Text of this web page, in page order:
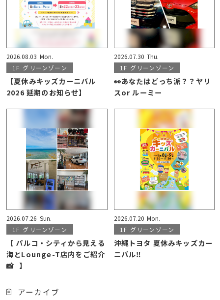
2026.08.03 Mon.
1F グリーンゾーン
【夏休みキッズカーニバル
2026 延期のお知らせ】
2026.07.30 Thu.
1F グリーンゾーン
👀あなたはどっち派？？ヤリ
スor ルーミー
2026.07.26 Sun.
1F グリーンゾーン
【 パルコ・シティから見える
海とLounge-T店内をご紹介
📸⠀】
2026.07.20 Mon.
1F グリーンゾーン
沖縄トヨタ 夏休みキッズカー
ニバル‼️
アーカイブ